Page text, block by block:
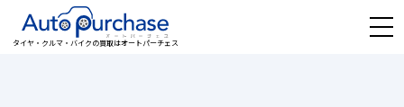
タイヤ・クルマ・バイクの買取はオートパーチェス